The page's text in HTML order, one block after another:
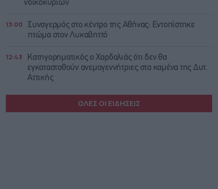
νοικοκυριών
13:00
Συναγερμός στο κέντρο της Αθήνας: Εντοπίστηκε
πτώμα στον Λυκαβηττό
12:43
Κατηγορηματικός ο Χαρδαλιάς ότι δεν θα
εγκατασταθούν ανεμογεννήτριες στα καμένα της Δυτ.
Αττικής
ΟΛΕΣ ΟΙ ΕΙΔΗΣΕΙΣ